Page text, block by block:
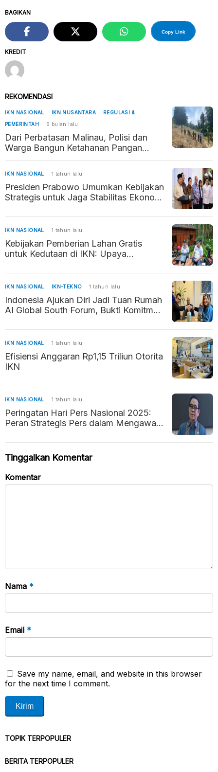
KREDIT
BAGIKAN
Copy Link
REKOMENDASI
IKN NASIONAL IKN NUSANTARA
REGULASI &
PEMERINTAH
6 bulan lalu
Dari Perbatasan Malinau, Polisi dan
Warga Bangun Ketahanan Pangan
Penyangga Kaltara–Kaltim
IKN NASIONAL 1 tahun lalu
Presiden Prabowo Umumkan Kebijakan
Strategis untuk Jaga Stabilitas Ekonomi
IKN NASIONAL 1 tahun lalu
Kebijakan Pemberian Lahan Gratis
untuk Kedutaan di IKN: Upaya
Baru
IKN NASIONAL IKN-TEKNO 1 tahun lalu
Indonesia Ajukan Diri Jadi Tuan Rumah
AI Global South Forum, Bukti Komitmen
IKN NASIONAL 1 tahun lalu
Efisiensi Anggaran Rp1,15 Triliun Otorita
IKN
IKN NASIONAL 1 tahun lalu
Peringatan Hari Pers Nasional 2025:
Peran Strategis Pers dalam Mengawal
Tinggalkan Komentar
Komentar
Nama *
Email *
Save my name, email, and website in this browser
for the next time I comment.
TOPIK TERPOPULER
BERITA TERPOPULER